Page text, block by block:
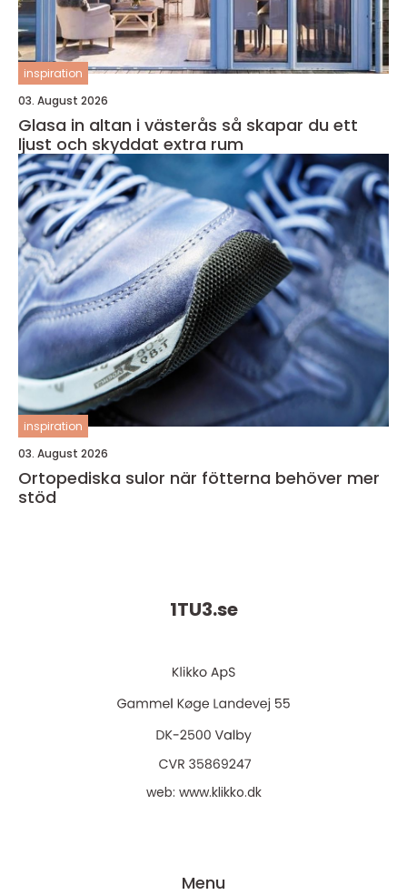
inspiration
03. August 2026
Glasa in altan i västerås så skapar du ett
ljust och skyddat extra rum
inspiration
03. August 2026
Ortopediska sulor när fötterna behöver mer
stöd
1TU3.se
web: www.klikko.dk
Menu